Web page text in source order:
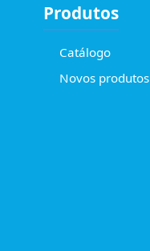
Produtos
Catálogo
Novos produtos